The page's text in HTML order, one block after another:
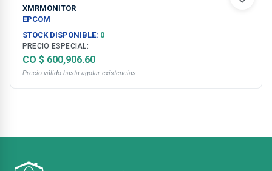
XMRMONITOR
EPCOM
STOCK DISPONIBLE: 0
PRECIO ESPECIAL:
CO $ 600,906.60
Precio válido hasta agotar existencias